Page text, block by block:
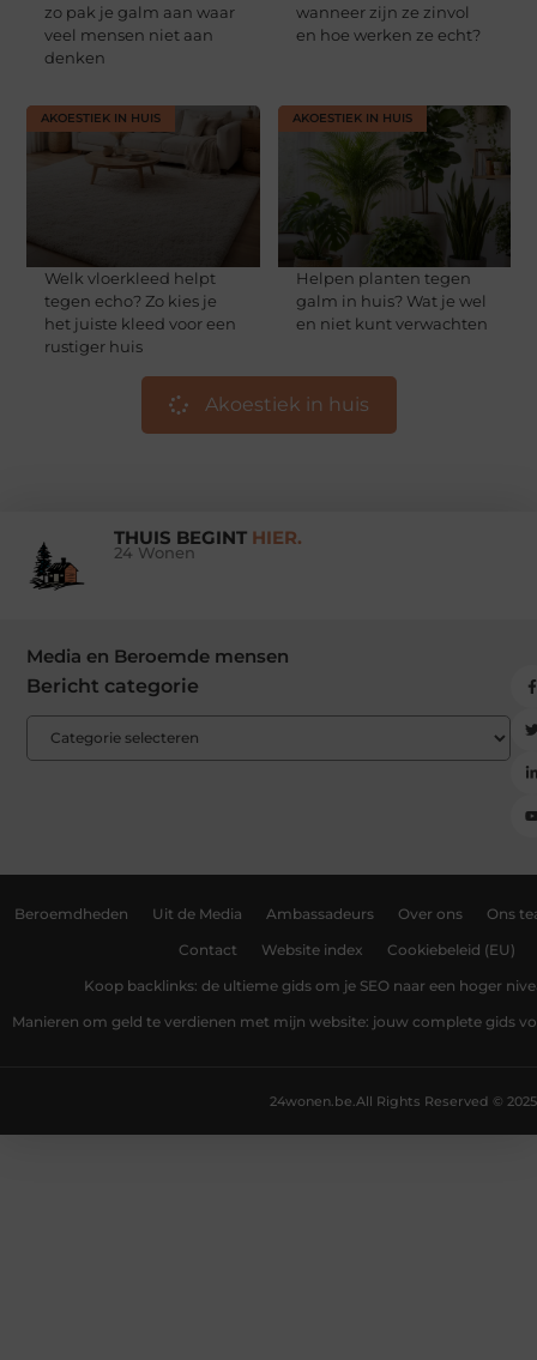
zo pak je galm aan waar
veel mensen niet aan
denken
wanneer zijn ze zinvol
en hoe werken ze echt?
AKOESTIEK IN HUIS
Welk vloerkleed helpt
tegen echo? Zo kies je
het juiste kleed voor een
rustiger huis
AKOESTIEK IN HUIS
Helpen planten tegen
galm in huis? Wat je wel
en niet kunt verwachten
Akoestiek in huis
THUIS BEGINT HIER.
24 Wonen
Media en Beroemde mensen
Bericht categorie
Beroemdheden Uit de Media Ambassadeurs Over ons Ons
Contact Website index Cookiebeleid (EU)
Koop backlinks: de ultieme gids om je SEO naar een hoger
Manieren om geld te verdienen met mijn website: jouw complete gids
All Rights Reserved © 2025
24wonen.be.